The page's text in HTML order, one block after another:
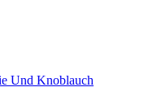
Und Knoblauch